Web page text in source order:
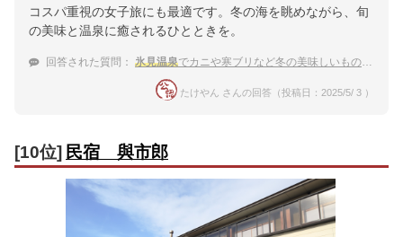
コスパ重視の女子旅にも最適です。冬の海を眺めながら、旬
の美味と温泉に癒されるひとときを。
回答された質問： 氷見温泉でカニや寒ブリなど冬の美味しいものを食べて温泉に入る！
たけやん さんの回答（投稿日：2025/5/ 3 ）
[10位] 民宿 與市郎